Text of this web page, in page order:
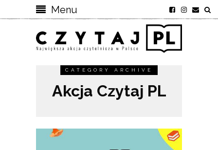
Menu
CATEGORY ARCHIVE
Akcja Czytaj PL